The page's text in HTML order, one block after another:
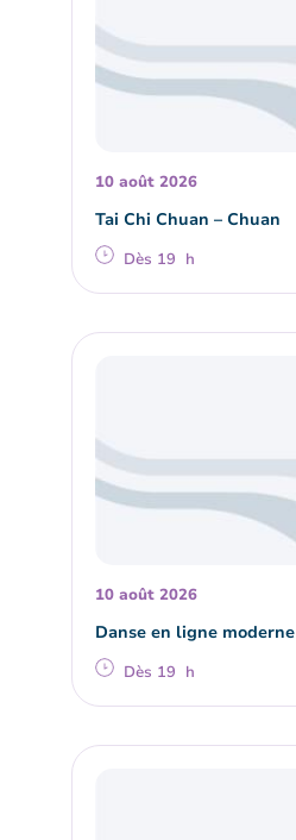
10 août 2026
Tai Chi Chuan – Chuan
Dès 19 h
10 août 2026
Danse en ligne moderne
Dès 19 h